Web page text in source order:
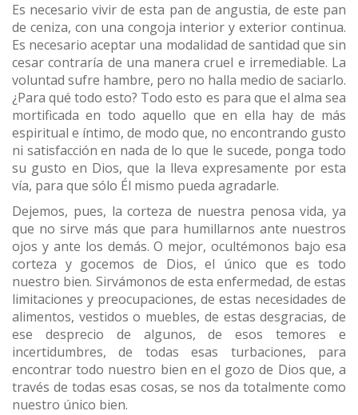
Es necesario vivir de esta pan de angustia, de este pan
de ceniza, con una congoja interior y exterior continua.
Es necesario aceptar una modalidad de santidad que sin
cesar contraría de una manera cruel e irremediable. La
voluntad sufre hambre, pero no halla medio de saciarlo.
¿Para qué todo esto? Todo esto es para que el alma sea
mortificada en todo aquello que en ella hay de más
espiritual e íntimo, de modo que, no encontrando gusto
ni satisfacción en nada de lo que le sucede, ponga todo
su gusto en Dios, que la lleva expresamente por esta
vía, para que sólo Él mismo pueda agradarle.
Dejemos, pues, la corteza de nuestra penosa vida, ya
que no sirve más que para humillarnos ante nuestros
ojos y ante los demás. O mejor, ocultémonos bajo esa
corteza y gocemos de Dios, el único que es todo
nuestro bien. Sirvámonos de esta enfermedad, de estas
limitaciones y preocupaciones, de estas necesidades de
alimentos, vestidos o muebles, de estas desgracias, de
ese desprecio de algunos, de esos temores e
incertidumbres, de todas esas turbaciones, para
encontrar todo nuestro bien en el gozo de Dios que, a
través de todas esas cosas, se nos da totalmente como
nuestro único bien.